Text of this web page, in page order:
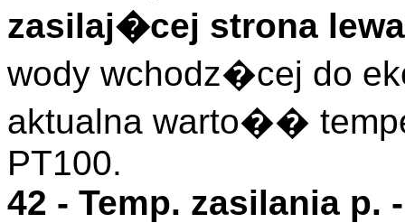
zasilaj�cej strona
wody wchodz�cej do
aktualna warto��
PT100.
42 - Temp. zasilania p.